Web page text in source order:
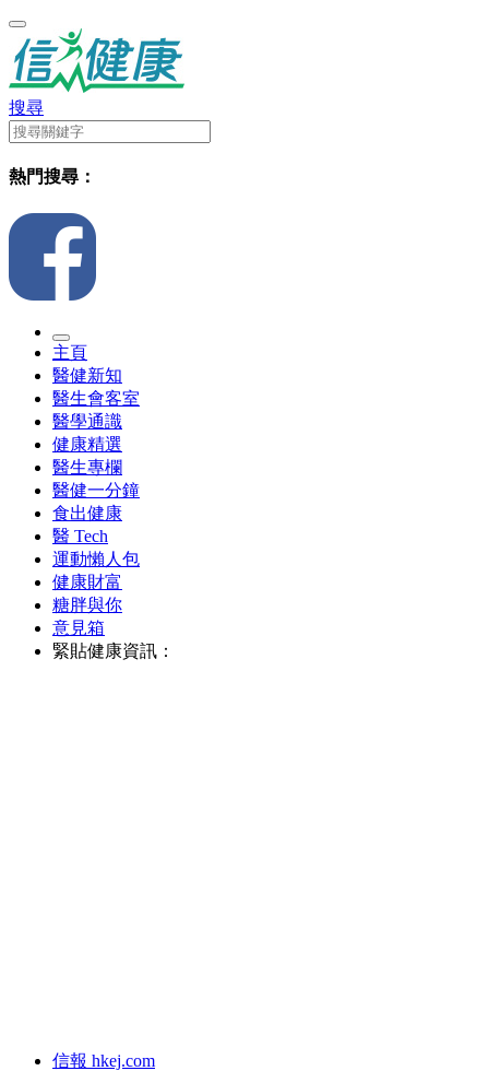
搜尋
熱門搜尋：
主頁
醫健新知
醫生會客室
醫學通識
健康精選
醫生專欄
醫健一分鐘
食出健康
醫 Tech
運動懶人包
健康財富
糖胖與你
意見箱
緊貼健康資訊：
信報 hkej.com